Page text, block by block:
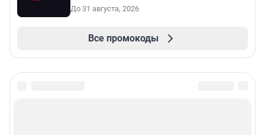
До 31 августа, 2026
Все промокоды